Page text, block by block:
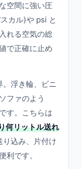
空間に強い圧
カル)や psi と
れる空気の総
で正確に止め
。浮き輪、ビニ
ファのよう
す。こちらは
何リットル送れ
り込み、片付け
利です。